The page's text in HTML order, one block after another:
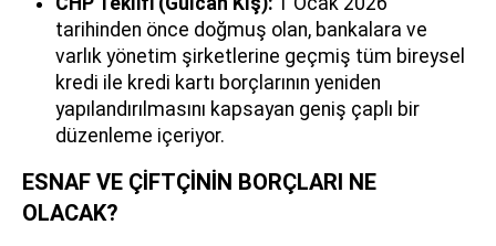
tarihinden önce doğmuş olan, bankalara ve
varlık yönetim şirketlerine geçmiş tüm bireysel
kredi ile kredi kartı borçlarının yeniden
yapılandırılmasını kapsayan geniş çaplı bir
düzenleme içeriyor.
ESNAF VE ÇİFTÇİNİN BORÇLARI NE
OLACAK?